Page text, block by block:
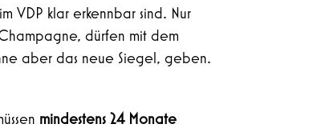
VDP klar erkennbar sind. Nur
dürfen mit dem
aber das neue Siegel, geben.
mindestens 24 Monate